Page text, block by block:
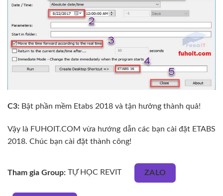
C3: Bật phần mềm Etabs 2018 và tận hưởng thành quả!
Vậy là FUHOIT.COM vừa hướng dẫn các bạn cài đặt ETABS
2018. Chúc bạn cài đặt thành công!
Tham gia Group: TỰ HỌC REVIT ZALO